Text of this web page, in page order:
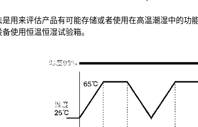
是用来评估产品有可能存储或者使用在高温潮湿中的
使用恒温恒湿试验箱。